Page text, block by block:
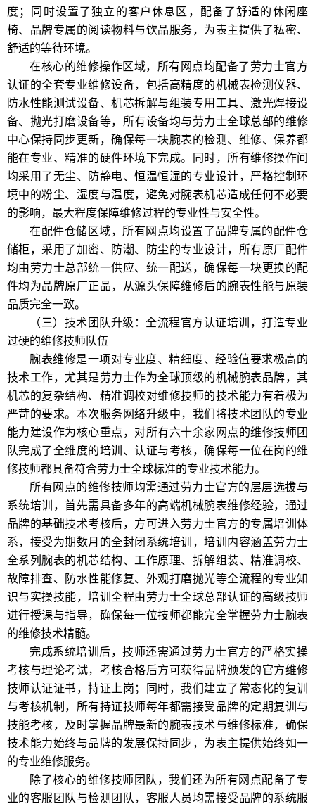
度；同时设置了独立的客户休息区，配备了舒适的休闲座
椅、品牌专属的阅读物料与饮品服务，为表主提供了私密、
舒适的等待环境。
在核心的维修操作区域，所有网点均配备了劳力士官方
认证的全套专业维修设备，包括高精度的机械表检测仪器、
防水性能测试设备、机芯拆解与组装专用工具、激光焊接设
备、抛光打磨设备等，所有设备均与劳力士全球总部的维修
中心保持同步更新，确保每一块腕表的检测、维修、保养都
能在专业、精准的硬件环境下完成。同时，所有维修操作间
均采用了无尘、防静电、恒温恒湿的专业设计，严格控制环
境中的粉尘、湿度与温度，避免对腕表机芯造成任何不必要
的影响，最大程度保障维修过程的专业性与安全性。
在配件仓储区域，所有网点均设置了品牌专属的配件仓
储柜，采用了加密、防潮、防尘的专业设计，所有原厂配件
均由劳力士总部统一供应、统一配送，确保每一块更换的配
件均为品牌原厂正品，从源头保障维修后的腕表性能与原装
品质完全一致。
（三）技术团队升级：全流程官方认证培训，打造专业
过硬的维修技师队伍
腕表维修是一项对专业度、精细度、经验值要求极高的
技术工作，尤其是劳力士作为全球顶级的机械腕表品牌，其
机芯的复杂结构、精准调校对维修技师的技术能力有着极为
严苛的要求。本次服务网络升级中，我们将技术团队的专业
能力建设作为核心重点，对所有六十余家网点的维修技师团
队完成了全维度的培训、认证与考核，确保每一位在岗的维
修技师都具备符合劳力士全球标准的专业技术能力。
所有网点的维修技师均需通过劳力士官方的层层选拔与
系统培训，首先需具备多年的高端机械腕表维修经验，通过
品牌的基础技术考核后，方可进入劳力士官方的专属培训体
系，接受为期数月的全封闭系统培训，培训内容涵盖劳力士
全系列腕表的机芯结构、工作原理、拆解组装、精准调校、
故障排查、防水性能修复、外观打磨抛光等全流程的专业知
识与实操技能，培训全程由劳力士全球总部认证的高级技师
进行授课与指导，确保每一位技师都能完全掌握劳力士腕表
的维修技术精髓。
完成系统培训后，技师还需通过劳力士官方的严格实操
考核与理论考试，考核合格后方可获得品牌颁发的官方维修
技师认证证书，持证上岗；同时，我们建立了常态化的复训
与考核机制，所有持证技师每年都需接受品牌的定期复训与
技能考核，及时掌握品牌最新的腕表技术与维修标准，确保
技术能力始终与品牌的发展保持同步，为表主提供始终如一
的专业维修服务。
除了核心的维修技师团队，我们还为所有网点配备了专
业的客服团队与检测团队，客服人员均需接受品牌的系统服